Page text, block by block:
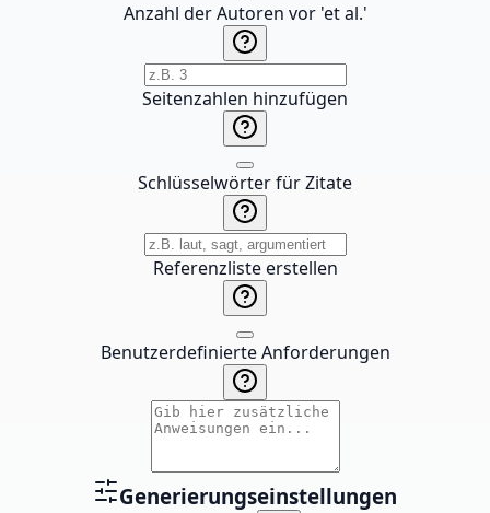
Anzahl der Autoren vor 'et al.'
Seitenzahlen hinzufügen
Schlüsselwörter für Zitate
Referenzliste erstellen
Benutzerdefinierte Anforderungen
Generierungseinstellungen